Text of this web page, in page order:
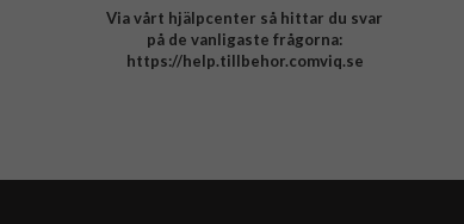
Via vårt hjälpcenter så hittar du svar
på de vanligaste frågorna:
https://help.tillbehor.comviq.se